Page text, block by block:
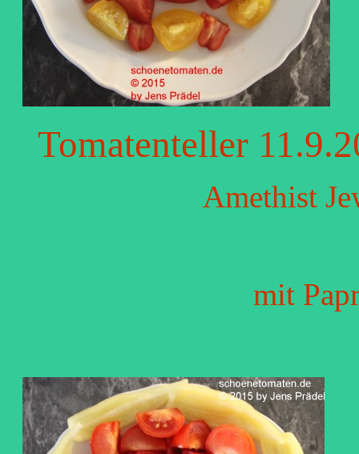
Tomatenteller
Amethist
mit